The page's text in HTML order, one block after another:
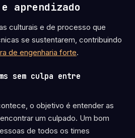
aprendizado
culturais e de processo que
se sustentarem, contribuindo
de engenharia forte.
sem culpa entre
o objetivo é entender as
um culpado. Um bom
de todos os times